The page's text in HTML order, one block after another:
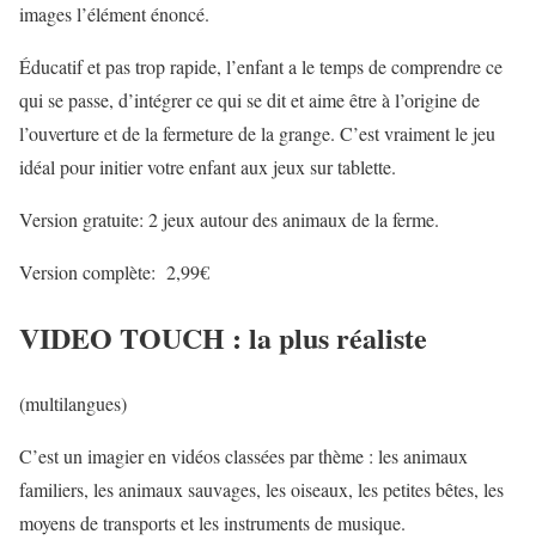
images l’élément énoncé.
Éducatif et pas trop rapide, l’enfant a le temps de comprendre ce
qui se passe, d’intégrer ce qui se dit et aime être à l’origine de
l’ouverture et de la fermeture de la grange. C’est vraiment le jeu
idéal pour initier votre enfant aux jeux sur tablette.
Version gratuite: 2 jeux autour des animaux de la ferme.
Version complète: 2,99€
VIDEO TOUCH : la plus réaliste
(multilangues)
C’est un imagier en vidéos classées par thème : les animaux
familiers, les animaux sauvages, les oiseaux, les petites bêtes, les
moyens de transports et les instruments de musique.